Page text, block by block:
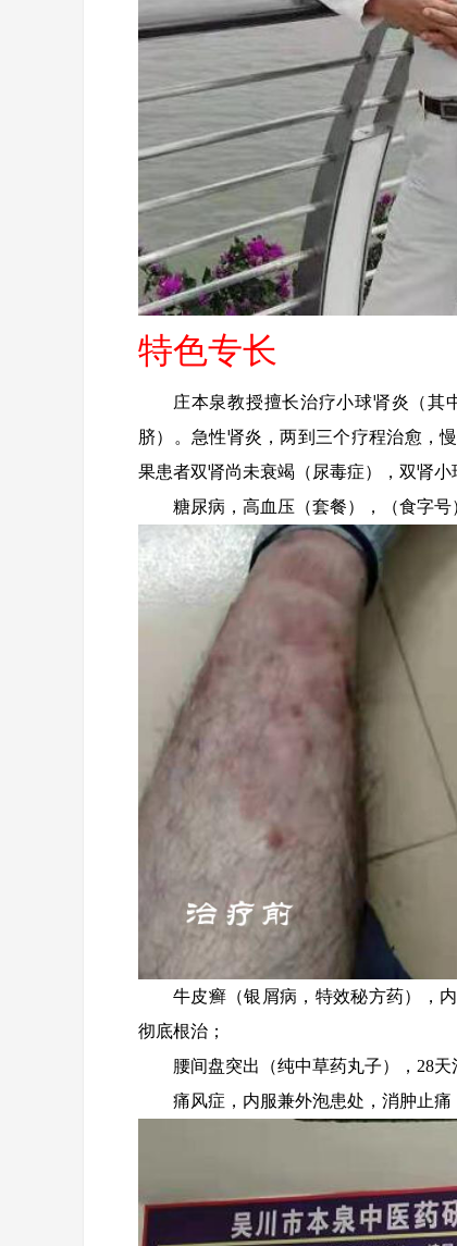
特色专长
庄本泉教授擅长治疗小球肾炎（其
脐）。急性肾炎，两到三个疗程治愈，
果患者双肾尚未衰竭（尿毒症），双肾
糖尿病，高血压（套餐），（食字
牛皮癣（银屑病，特效秘方药），
彻底根治；
腰间盘突出（纯中草药丸子），28天
痛风症，内服兼外泡患处，消肿止痛